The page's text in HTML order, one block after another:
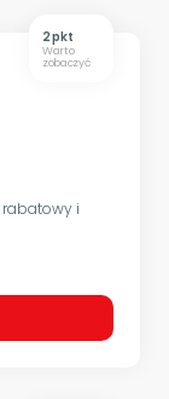
2 pkt
Warto
zobaczyć
i